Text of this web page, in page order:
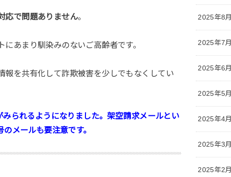
応で問題ありません。
あまり馴染みのないご高齢者です。
報を共有化して詐欺被害を少しでもなくしてい
られるようになりました。架空請求メールとい
メールも要注意です。
2025年8月
2025年7月
2025年6月
2025年5月
2025年4月
2025年3月
2025年2月